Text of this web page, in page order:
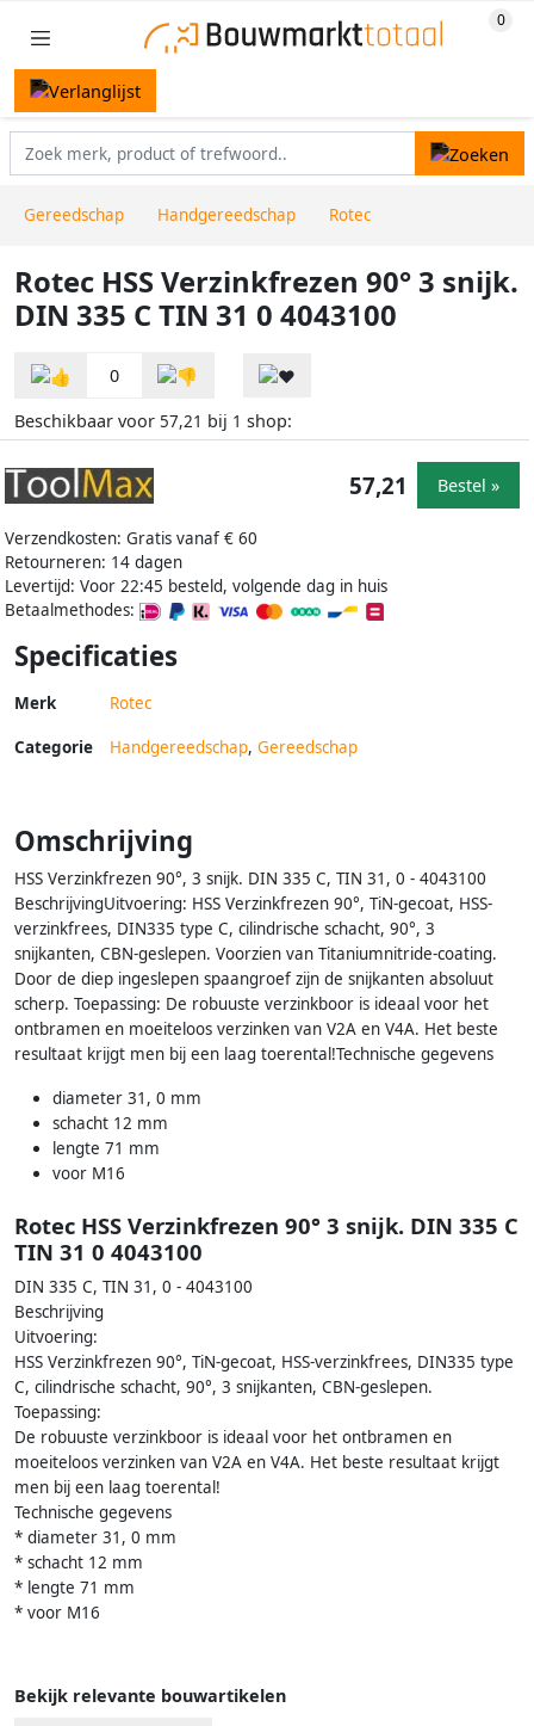
Gereedschap Handgereedschap Rotec
Rotec HSS Verzinkfrezen 90° 3 snijk.
DIN 335 C TIN 31 0 4043100
0
Beschikbaar voor 57,21 bij 1 shop:
Verzendkosten: Gratis vanaf € 60
Retourneren: 14 dagen
Levertijd: Voor 22:45 besteld, volgende dag in huis
Betaalmethodes:
57,21 Bestel »
Specificaties
Merk Rotec
Categorie Handgereedschap, Gereedschap
Omschrijving
HSS Verzinkfrezen 90°, 3 snijk. DIN 335 C, TIN 31, 0 - 4043100
BeschrijvingUitvoering: HSS Verzinkfrezen 90°, TiN-gecoat, HSS-
verzinkfrees, DIN335 type C, cilindrische schacht, 90°, 3
snijkanten, CBN-geslepen. Voorzien van Titaniumnitride-coating.
Door de diep ingeslepen spaangroef zijn de snijkanten absoluut
scherp. Toepassing: De robuuste verzinkboor is ideaal voor het
ontbramen en moeiteloos verzinken van V2A en V4A. Het beste
resultaat krijgt men bij een laag toerental!Technische gegevens
diameter 31, 0 mm
schacht 12 mm
lengte 71 mm
voor M16
Rotec HSS Verzinkfrezen 90° 3 snijk. DIN 335 C
TIN 31 0 4043100
DIN 335 C, TIN 31, 0 - 4043100
Beschrijving
Uitvoering:
HSS Verzinkfrezen 90°, TiN-gecoat, HSS-verzinkfrees, DIN335 type
C, cilindrische schacht, 90°, 3 snijkanten, CBN-geslepen.
Toepassing:
De robuuste verzinkboor is ideaal voor het ontbramen en
moeiteloos verzinken van V2A en V4A. Het beste resultaat krijgt
men bij een laag toerental!
Technische gegevens
* diameter 31, 0 mm
* schacht 12 mm
* lengte 71 mm
* voor M16
Bekijk relevante bouwartikelen